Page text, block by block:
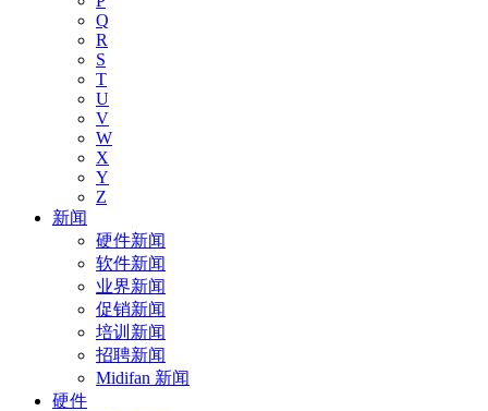
Q
R
S
T
U
V
W
X
Y
Z
新闻
硬件新闻
软件新闻
业界新闻
促销新闻
培训新闻
招聘新闻
Midifan 新闻
硬件